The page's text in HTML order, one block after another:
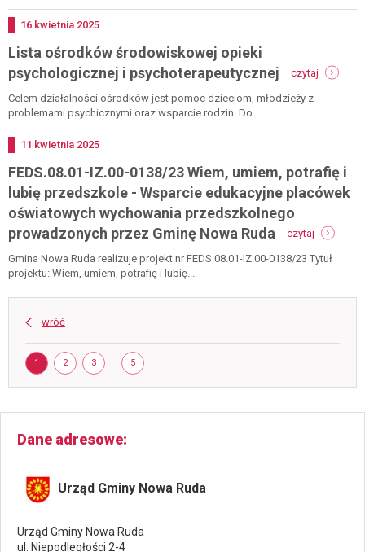
szkoły
im.
kornela
w
Dodano
16 kwietnia 2025
Lista ośrodków środowiskowej opieki
psychologicznej i psychoterapeutycznej
czytaj
lista
Celem działalności ośrodków jest pomoc dzieciom, młodzieży z
problemami psychicznymi oraz wsparcie rodzin. Do...
Dodano
11 kwietnia 2025
FEDS.08.01-IZ.00-0138/23 Wiem, umiem, potrafię i
lubię przedszkole - Wsparcie edukacyjne placówek
oświatowych wychowania przedszkolnego
prowadzonych przez Gminę Nowa Ruda
czytaj
iz.00-
umiem,
lubię
wsparcie
Gmina Nowa Ruda realizuje projekt nr FEDS.08.01-IZ.00-0138/23 Tytuł
projektu: Wiem, umiem, potrafię i lubię...
wróć
Strona
STRONA
1 STRONA
2 STRONA
3 STRONA
5
Dane adresowe
Urząd Gminy Nowa Ruda
Urząd Gminy Nowa Ruda
ul. Niepodległości 2-4